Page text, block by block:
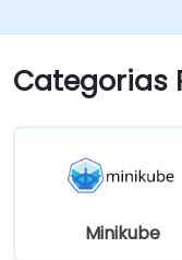
Utilizar o
testar e
Categorias
Minikube